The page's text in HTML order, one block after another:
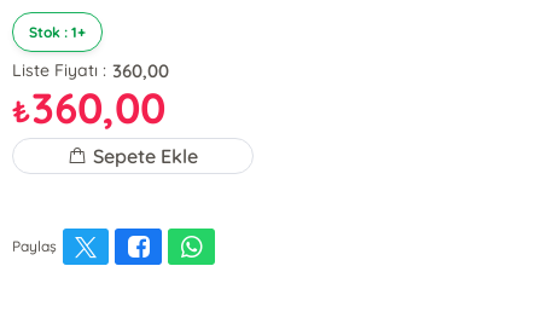
Stok : 1+
Liste Fiyatı : 360,00
₺360,00
Sepete Ekle
Paylaş